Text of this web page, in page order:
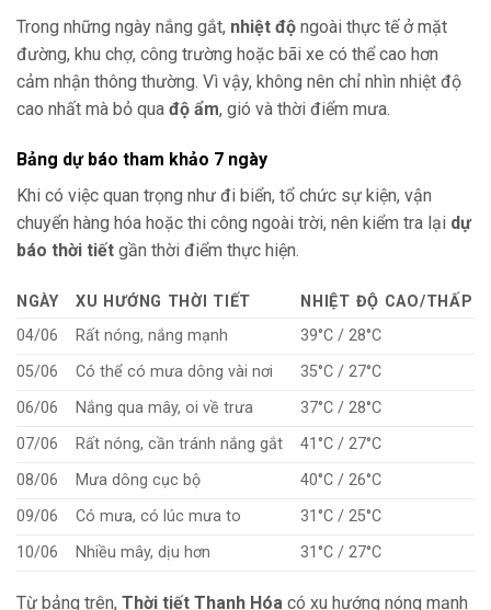
Trong những ngày nắng gắt, nhiệt độ ngoài thực tế ở mặt
đường, khu chợ, công trường hoặc bãi xe có thể cao hơn
cảm nhận thông thường. Vì vậy, không nên chỉ nhìn nhiệt độ
cao nhất mà bỏ qua độ ẩm, gió và thời điểm mưa.
Bảng dự báo tham khảo 7 ngày
Khi có việc quan trọng như đi biển, tổ chức sự kiện, vận
chuyển hàng hóa hoặc thi công ngoài trời, nên kiểm tra lại dự
báo thời tiết gần thời điểm thực hiện.
NGÀY XU HƯỚNG THỜI TIẾT
NHIỆT ĐỘ CAO/THẤP
04/06
Rất nóng, nắng mạnh
39°C / 28°C
05/06
Có thể có mưa dông vài nơi
35°C / 27°C
06/06
Nắng qua mây, oi về trưa
37°C / 28°C
07/06
Rất nóng, cần tránh nắng gắt
41°C / 27°C
08/06
Mưa dông cục bộ
40°C / 26°C
09/06
Có mưa, có lúc mưa to
31°C / 25°C
10/06
Nhiều mây, dịu hơn 31°C / 27°C
Từ bảng trên, Thời tiết Thanh Hóa có xu hướng nóng mạnh